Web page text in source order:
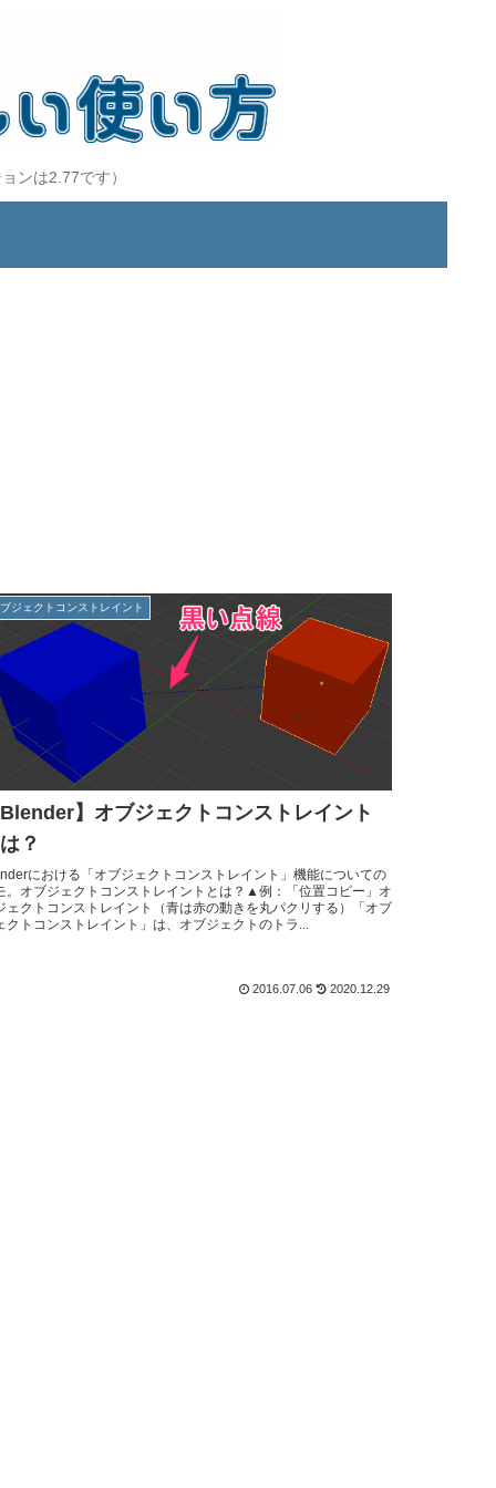
ンは2.77です）
ジェクトコンストレイント
】オブジェクトコンストレイント
？
における「オブジェクトコンストレイント」機能についての
。オブジェクトコンストレイントとは？▲例：「位置コピー」オ
ェクトコンストレイント（青は赤の動きを丸パクリする）「オブ
クトコンストレイント」は、オブジェクトのトラ...
2016.07.06 2020.12.29